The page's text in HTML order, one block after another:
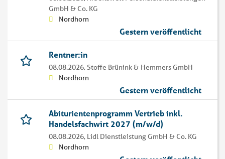
GmbH & Co. KG
Nordhorn
Gestern veröffentlicht
Rentner:in
08.08.2026,Stoffe Brünink & Hemmers GmbH
Nordhorn
Gestern veröffentlicht
Abiturientenprogramm Vertrieb inkl.
Handelsfachwirt 2027 (m/w/d)
08.08.2026, Lidl Dienstleistung GmbH & Co. KG
Nordhorn